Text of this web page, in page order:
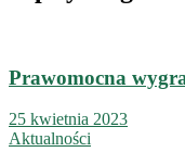
Prawomocna
25 kwietnia 2023
Aktualności